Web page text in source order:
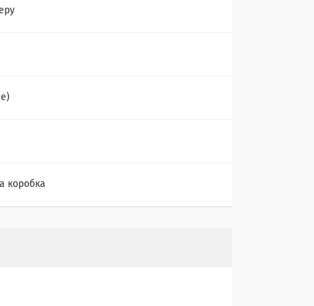
коробка